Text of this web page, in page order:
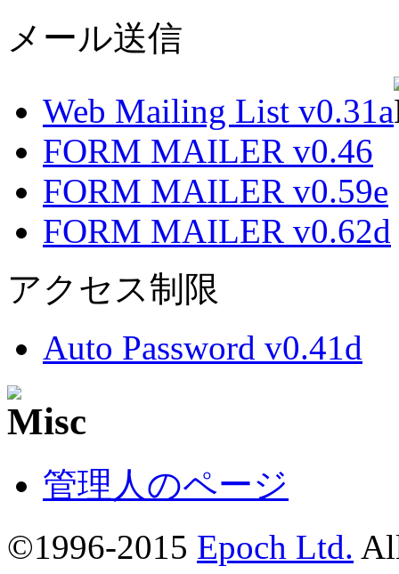
メール送信
Web Mailing List v0.31a
FORM MAILER v0.46
FORM MAILER v0.59e
FORM MAILER v0.62d
アクセス制限
Auto Password v0.41d
管理人のページ
©1996-2015 Epoch Ltd.